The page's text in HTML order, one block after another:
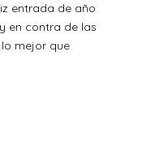
entrada de año
en contra de las
mejor que